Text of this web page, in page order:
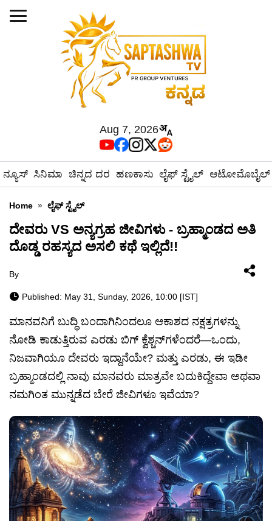
Aug 7, 2026
ನ್ಯೂಸ್ ಸಿನಿಮಾ ಚಿನ್ನದ ದರ ಹಣಕಾಸು ಲೈಫ್ ಸ್ಟೈಲ್ ಆಟೋಮೊಬೈಲ್
Home » ಲೈಫ್ ಸ್ಟೈಲ್
ದೇವರು VS ಅನ್ಯಗ್ರಹ ಜೀವಿಗಳು - ಬ್ರಹ್ಮಾಂಡದ ಅತಿ
ದೊಡ್ಡ ರಹಸ್ಯದ ಅಸಲಿ ಕಥೆ ಇಲ್ಲಿದೆ!!
By
Published: May 31, Sunday, 2026, 10:00 [IST]
ಮಾನವನಿಗೆ ಬುದ್ಧಿ ಬಂದಾಗಿನಿಂದಲೂ ಆಕಾಶದ ನಕ್ಷತ್ರಗಳನ್ನು
ನೋಡಿ ಕಾಡುತ್ತಿರುವ ಎರಡು ಬಿಗ್ ಕ್ವೆಶ್ಚನ್‌ಗಳೆಂದರೆ—ಒಂದು,
ನಿಜವಾಗಿಯೂ ದೇವರು ಇದ್ದಾನೆಯೇ? ಮತ್ತು ಎರಡು, ಈ ಇಡೀ
ಬ್ರಹ್ಮಾಂಡದಲ್ಲಿ ನಾವು ಮಾನವರು ಮಾತ್ರವೇ ಬದುಕಿದ್ದೇವಾ ಅಥವಾ
ನಮಗಿಂತ ಮುನ್ನಡೆದ ಬೇರೆ ಜೀವಿಗಳೂ ಇವೆಯಾ?